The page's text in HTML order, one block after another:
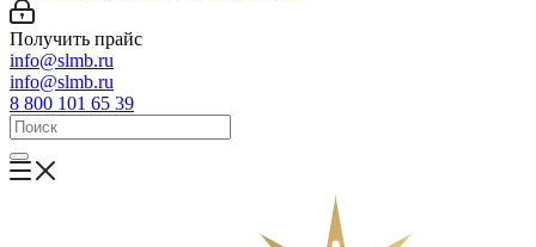
Получить прайс
info@slmb.ru
info@slmb.ru
8 800 101 65 39